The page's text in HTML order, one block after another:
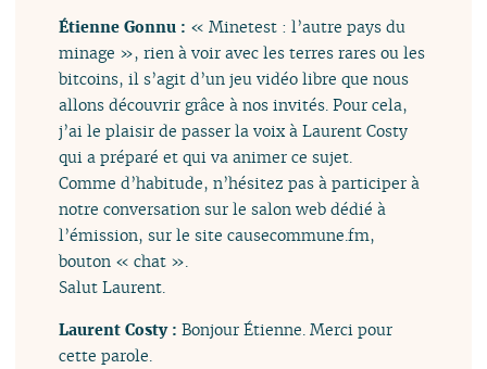
Étienne Gonnu : « Minetest : l’autre pays du
minage », rien à voir avec les terres rares ou les
bitcoins, il s’agit d’un jeu vidéo libre que nous
allons découvrir grâce à nos invités. Pour cela,
j’ai le plaisir de passer la voix à Laurent Costy
qui a préparé et qui va animer ce sujet.
Comme d’habitude, n’hésitez pas à participer à
notre conversation sur le salon web dédié à
l’émission, sur le site causecommune.fm,
bouton « chat ».
Salut Laurent.
Laurent Costy :Bonjour Étienne. Merci pour
cette parole.